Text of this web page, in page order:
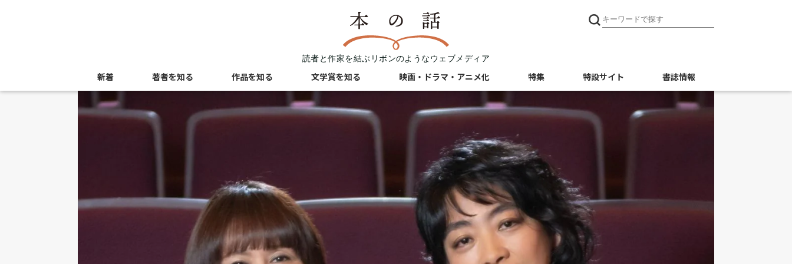
読者と作家を結ぶリボンのようなウェブメディア
新着 著者を知る 作品を知る 文学賞を知る 映画・ドラマ・アニメ化 特集 特設サイト 書誌情報